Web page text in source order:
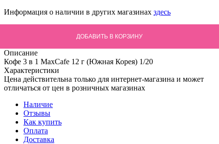
Информация о наличии в других магазинах здесь
ДОБАВИТЬ В КОРЗИНУ
Описание
Кофе 3 в 1 MaxCafe 12 г (Южная Корея) 1/20
Характеристики
Цена действительна только для интернет-магазина и может
отличаться от цен в розничных магазинах
Наличие
Отзывы
Как купить
Оплата
Доставка